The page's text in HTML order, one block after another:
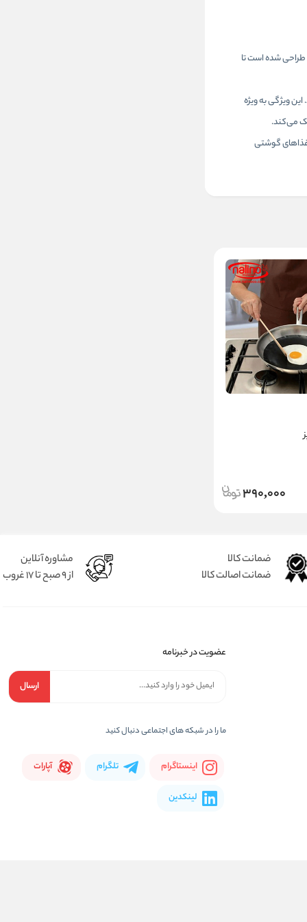
طراحی شده است تا
ویژگی به ویژه
می‌کند.
غذاهای گوشتی
390,000
ضمانت کالا
ضمانت اصالت کالا
مشاوره آنلاین
از 9 صبح تا 17 غروب
عضویت در خبرنامه
ارسال
ما را در شبكه های اجتماعی دنبال کنید
اینستاگرام تلگرام آپارات
لینکدین